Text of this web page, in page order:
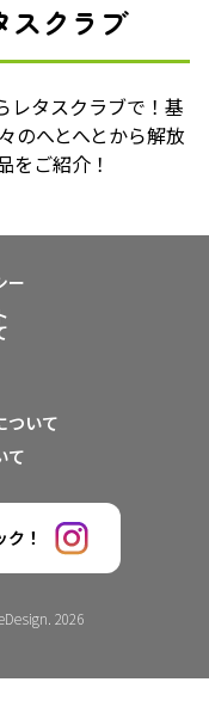
スクラブ
レタスクラブで！基
のへとへとから解放
をご紹介！
ー
ついて
て
！
2026